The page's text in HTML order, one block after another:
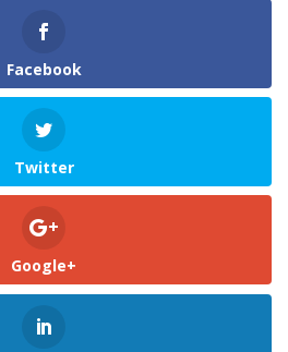
Facebook
Twitter
Google+